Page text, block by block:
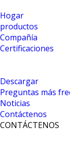
Hogar
productos
Compañía
Certificaciones
Descargar
Preguntas más
Noticias
Contáctenos
CONTÁCTENOS